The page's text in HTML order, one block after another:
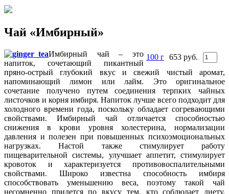
Чай «Имбирный»
100 г 653 руб.
Имбирный чай – это
напиток, сочетающий пикантный
пряно-острый глубокий вкус и свежий чистый аромат,
напоминающий лимон или лайм. Это оригинальное
сочетание получено путем соединения терпких чайных
листочков и корня имбиря. Напиток лучше всего подходит для
холодного времени года, поскольку обладает согревающими
свойствами. Имбирный чай отличается способностью
снижения в крови уровня холестерина, нормализации
давления и полезен при повышенных психоэмоциональных
нагрузках. Настой также стимулирует работу
пищеварительной системы, улучшает аппетит, стимулирует
кровоток и характеризуется противовоспалительными
свойствами. Широко известна способность имбиря
способствовать уменьшению веса, поэтому такой чай
несомненно придется по вкусу тем, кто соблюдает диету.